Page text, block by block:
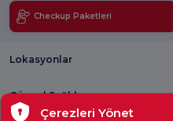
Checkup Paketleri
Lokasyonlar
Güncel Sağlık
Çerezleri Yönet